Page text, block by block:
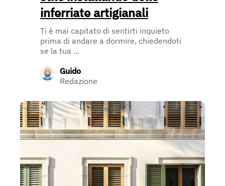
inferriate artigianali
Ti è mai capitato di sentirti inquieto
prima di andare a dormire, chiedendoti
se la tua ...
Guido
Redazione